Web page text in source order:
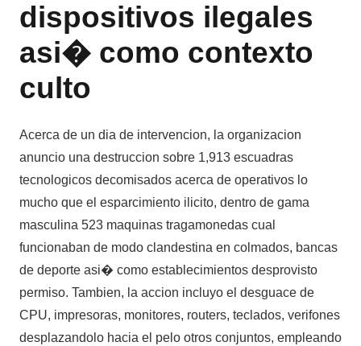
dispositivos ilegales
asi� como contexto
culto
Acerca de un dia de intervencion, la organizacion
anuncio una destruccion sobre 1,913 escuadras
tecnologicos decomisados acerca de operativos lo
mucho que el esparcimiento ilicito, dentro de gama
masculina 523 maquinas tragamonedas cual
funcionaban de modo clandestina en colmados, bancas
de deporte asi� como establecimientos desprovisto
permiso. Tambien, la accion incluyo el desguace de
CPU, impresoras, monitores, routers, teclados, verifones
desplazandolo hacia el pelo otros conjuntos, empleando